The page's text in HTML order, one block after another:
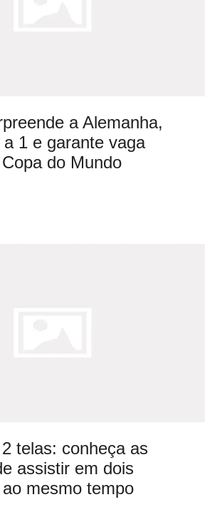
a Alemanha,
1 e garante vaga
do Mundo
telas: conheça as
assistir em dois
mesmo tempo